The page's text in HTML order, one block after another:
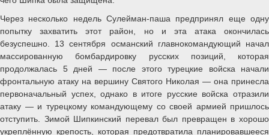
Через несколько недель Сулейман-паша предпринял еще одну
попытку захватить этот район, но и эта атака окончилась
безуспешно. 13 сентября османский главнокомандующий начал
массированную бомбардировку русских позиций, которая
продолжалась 5 дней — после этого турецкие войска начали
фронтальную атаку на вершину Святого Николая — она принесла
первоначальный успех, однако в итоге русские войска отразили
атаку — и турецкому командующему со своей армией пришлось
отступить. Зимой Шипкинский перевал был превращен в хорошо
укреплённую крепость, которая предотвратила планировавшееся